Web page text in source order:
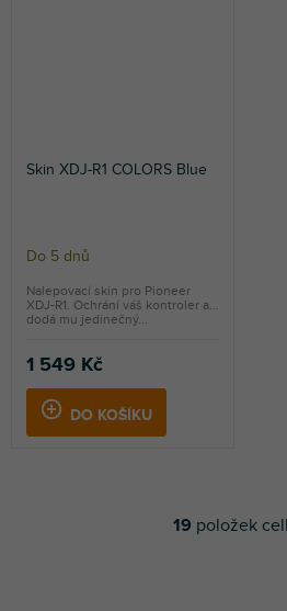
Skin XDJ-R1 COLORS Blue
Do 5 dnů
1 549 Kč
DO KOŠÍKU
Nalepovací skin pro Pioneer
XDJ-R1. Ochrání váš kontroler a
dodá mu jedinečný...
O
19 položek